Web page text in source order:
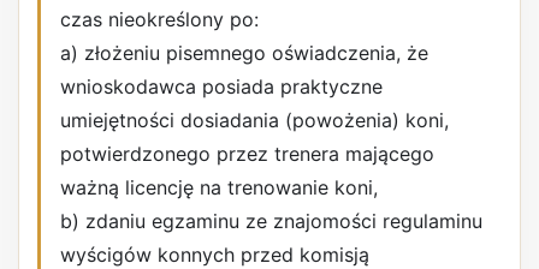
czas nieokreślony po:
a) złożeniu pisemnego oświadczenia, że
wnioskodawca posiada praktyczne
umiejętności dosiadania (powożenia) koni,
potwierdzonego przez trenera mającego
ważną licencję na trenowanie koni,
b) zdaniu egzaminu ze znajomości regulaminu
wyścigów konnych przed komisją